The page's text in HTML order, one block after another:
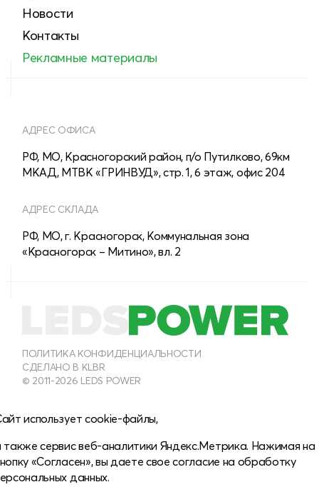
8 (495) 150-40-54
ОТДЕЛ ПРОДАЖ ДЛЯ ЮРИДИЧЕСКИХ ЛИЦ
info@leds-power.ru
ПО ВОПРОСАМ СОТРУДНИЧЕСТВА
Новости
Контакты
Рекламные материалы
АДРЕС ОФИСА
РФ, МО, Красногорский район, п/о Путилково, 69км
МКАД, МТВК «ГРИНВУД», стр. 1, 6 этаж, офис 204
АДРЕС СКЛАДА
РФ, МО, г. Красногорск, Коммунальная зона
«Красногорск – Митино», вл. 2
© 2011-2026 LEDS POWER
ПОЛИТИКА КОНФИДЕНЦИАЛЬНОСТИ
СДЕЛАНО В KLBR
использует cookie-файлы,
также сервис веб-аналитики Яндекс.Метрика. Нажимая на
«Согласен», вы даете своесогласие на обработку
данных.